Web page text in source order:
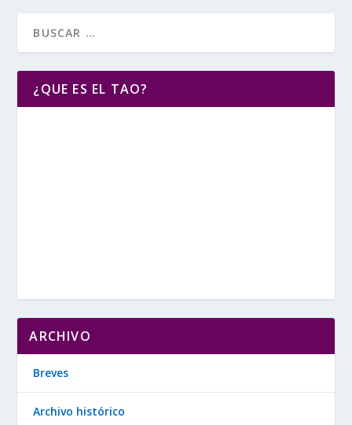
¿QUE ES EL TAO?
ARCHIVO
Breves
Archivo histórico